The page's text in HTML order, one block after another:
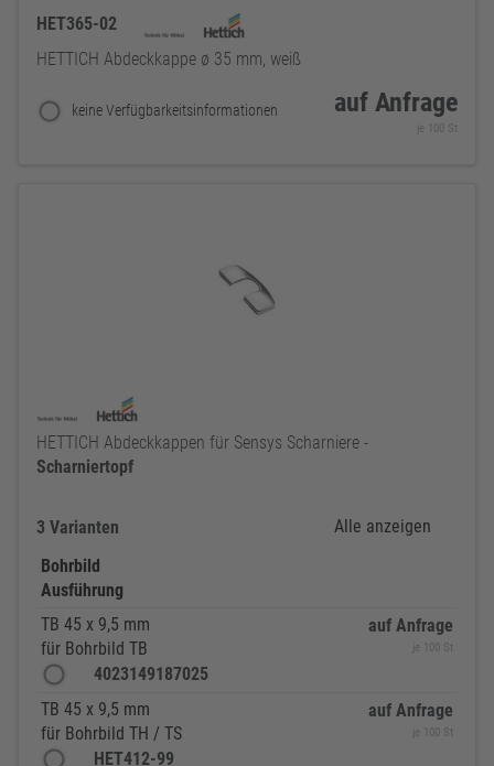
HET365-02
HETTICH Abdeckkappe ø 35 mm, weiß
keine Verfügbarkeitsinformationen auf Anfrage
je 100 St
HETTICH Abdeckkappen für Sensys Scharniere -
Scharniertopf
3 Varianten
Alle anzeigen
Bohrbild
Ausführung
TB 45 x 9,5 mm
für Bohrbild TB
4023149187025
auf Anfrage
je 100 St
TB 45 x 9,5 mm
für Bohrbild TH / TS
HET412-99
auf Anfrage
je 100 St